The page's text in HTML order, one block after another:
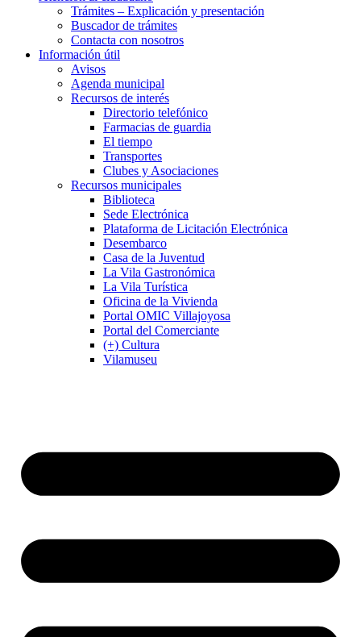
Trámites – Explicación y presentación
Buscador de trámites
Contacta con nosotros
Información útil
Avisos
Agenda municipal
Recursos de interés
Directorio telefónico
Farmacias de guardia
El tiempo
Transportes
Clubes y Asociaciones
Recursos municipales
Biblioteca
Sede Electrónica
Plataforma de Licitación Electrónica
Desembarco
Casa de la Juventud
La Vila Gastronómica
La Vila Turística
Oficina de la Vivienda
Portal OMIC Villajoyosa
Portal del Comerciante
(+) Cultura
Vilamuseu